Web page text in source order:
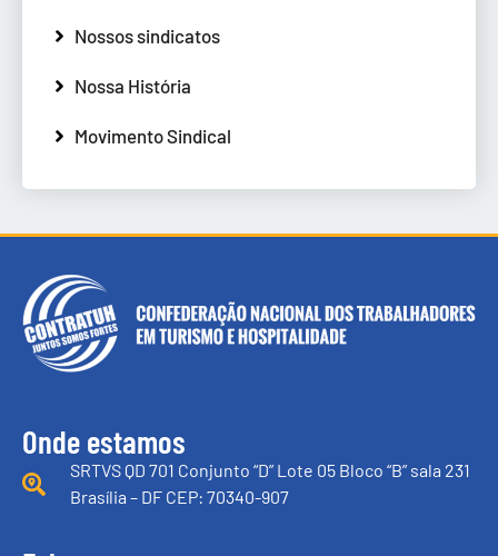
Nossos sindicatos
Nossa História
Movimento Sindical
Onde estamos
SRTVS QD 701 Conjunto “D” Lote 05 Bloco “B” sala 231
Brasília – DF CEP: 70340-907